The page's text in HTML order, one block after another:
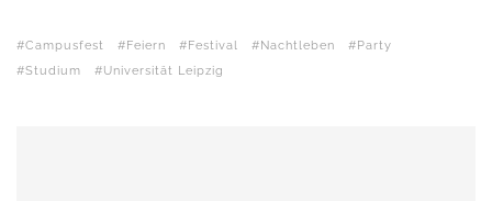
Campusfest Feiern Festival Nachtleben
Party
Studium
Universität Leipzig